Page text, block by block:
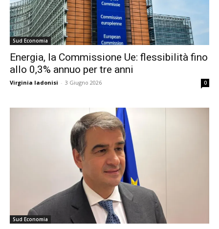
Sud Economia
Energia, la Commissione Ue: flessibilità fino
allo 0,3% annuo per tre anni
Virginia Iadonisi - 3 Giugno 2026 0
Sud Economia